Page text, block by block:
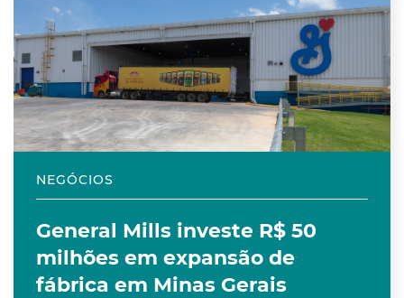
NEGÓCIOS
General Mills investe R$ 50
milhões em expansão de
fábrica em Minas Gerais